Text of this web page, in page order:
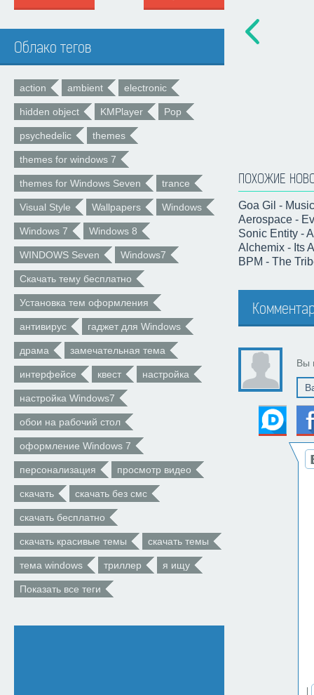
Облако тегов
action ambient electronic
hidden object KMPlayer Pop
psychedelic themes
themes for windows 7
themes for Windows Seven trance
Visual Style Wallpapers Windows
Windows 7 Windows 8
WINDOWS Seven Windows7
Скачать тему бесплатно
Установка тем оформления
антивирус гаджет для Windows
драма замечательная тема
интерфейсе квест настройка
настройка Windows7
обои на рабочий стол
оформление Windows 7
персонализация просмотр видео
скачать скачать без смс
скачать бесплатно
скачать красивые темы скачать темы
тема windows триллер я ищу
Показать все теги
ПОХОЖИЕ
Goa Gil -
Aerospace -
Sonic Entity -
Alchemix - Its
BPM - The
Вы